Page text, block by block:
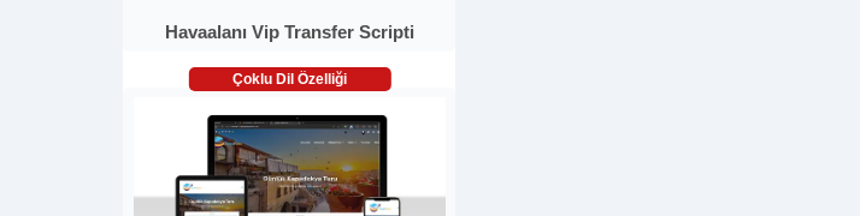
Havaalanı Vip Transfer Scripti
Çoklu Dil Özelliği